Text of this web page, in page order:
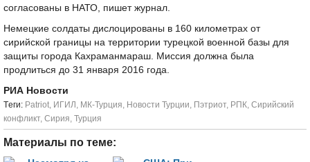
согласованы в НАТО, пишет журнал.
Немецкие солдаты дислоцированы в 160 километрах от
сирийской границы на территории турецкой военной базы для
защиты города Кахраманмараш. Миссия должна была
продлиться до 31 января 2016 года.
РИА Новости
Tеги: Patriot, ИГИЛ , МК-Турция, Новости Турции, Пэтриот, РПК, Сирийский
конфликт, Сирия, Турция
Материалы по теме: